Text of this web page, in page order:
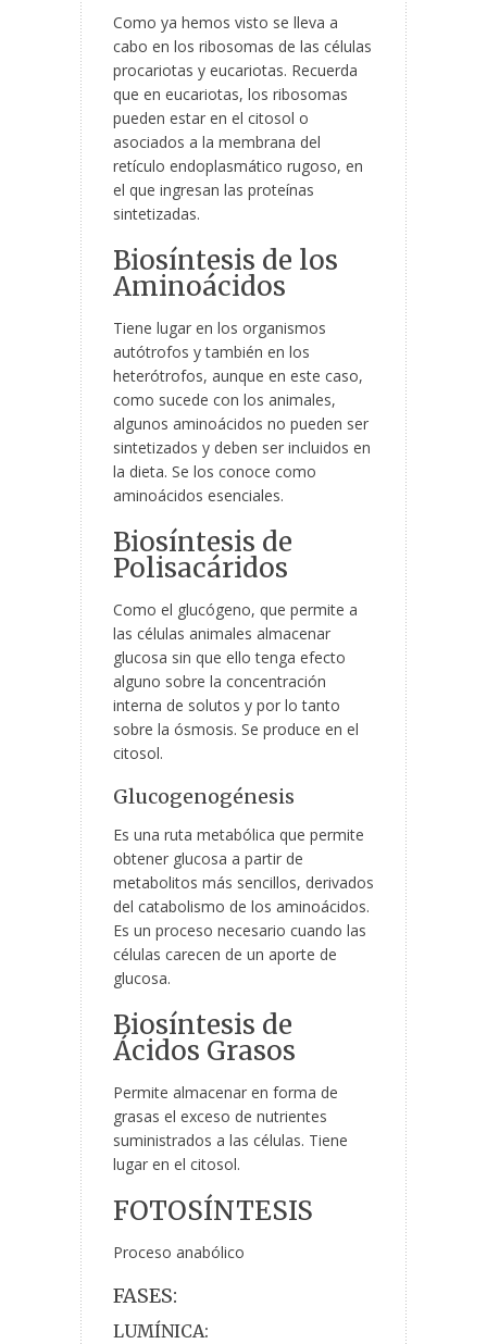
Como ya hemos visto se lleva a
cabo en los ribosomas de las células
procariotas y eucariotas. Recuerda
que en eucariotas, los ribosomas
pueden estar en el citosol o
asociados a la membrana del
retículo endoplasmático rugoso, en
el que ingresan las proteínas
sintetizadas.
Biosíntesis de los
Aminoácidos
Tiene lugar en los organismos
autótrofos y también en los
heterótrofos, aunque en este caso,
como sucede con los animales,
algunos aminoácidos no pueden ser
sintetizados y deben ser incluidos en
la dieta. Se los conoce como
aminoácidos esenciales.
Biosíntesis de
Polisacáridos
Como el glucógeno, que permite a
las células animales almacenar
glucosa sin que ello tenga efecto
alguno sobre la concentración
interna de solutos y por lo tanto
sobre la ósmosis. Se produce en el
citosol.
Glucogenogénesis
Es una ruta metabólica que permite
obtener glucosa a partir de
metabolitos más sencillos, derivados
del catabolismo de los aminoácidos.
Es un proceso necesario cuando las
células carecen de un aporte de
glucosa.
Biosíntesis de
Ácidos Grasos
Permite almacenar en forma de
grasas el exceso de nutrientes
suministrados a las células. Tiene
lugar en el citosol.
FOTOSÍNTESIS
Proceso anabólico
FASES:
LUMÍNICA: